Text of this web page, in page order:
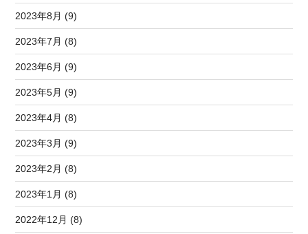
2023年8月 (9)
2023年7月 (8)
2023年6月 (9)
2023年5月 (9)
2023年4月 (8)
2023年3月 (9)
2023年2月 (8)
2023年1月 (8)
2022年12月 (8)